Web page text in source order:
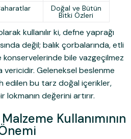
Doğal ve Bütün
Bitki Özleri
kullanılır ki, defne yaprağı
değil; balık çorbalarında, etli
bile vazgeçilmez
Geleneksel beslenme
edilen bu tarz doğal içerikler,
değerini artırır.
Kullanımının